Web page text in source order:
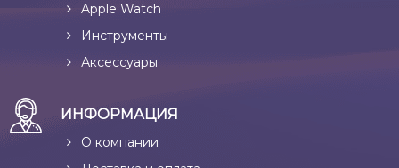
Apple Watch
Инструменты
Аксессуары
ИНФОРМАЦИЯ
О компании